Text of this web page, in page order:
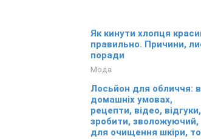
Як кинути хлопця
правильно. Причини,
поради
Мода
Лосьйон для обличчя: в
домашніх умовах,
рецепти, відео,
зробити, зволожуючий,
для очищення шкіри,